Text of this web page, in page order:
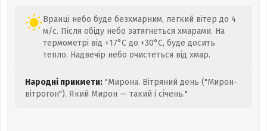
Вранці небо буде безхмарним, легкий вітер до 4
м/с. Після обіду небо затягнеться хмарами. На
термометрі від +17°C до +30°C, буде досить
тепло. Надвечір небо очистеться від хмар.
Народні прикмети: "Мирона. Вітряний день ("Мирон-
вітрогон"). Який Мирон — такий і січень."